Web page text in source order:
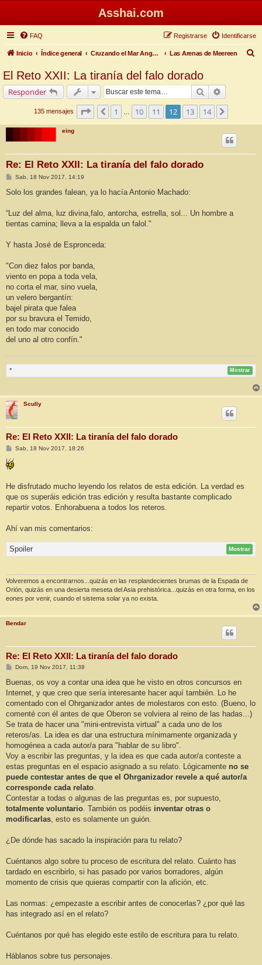
Asshai.com
FAQ Identificarse
Registrarse
Inicio Índice general Cruzando el Mar Angosto Las Arenas de Meereen
El Reto XXII: La tiranía del falo dorado
Responder Buscar
135 mensajes Página12de14
Anterior
1 10 11 12 13 14
eing
Re: El Reto XXII: La tiranía del falo dorado
M
n
j
Sab, 18 Nov 2017, 14:19
Solo los grandes falean, ya lo hacía Antonio Machado:
“Luz del alma, luz divina,falo, antorcha, estrella, sol... Un hombre a
tientas camina; lleva a la espalda un falol."
Y hasta José de Espronceda:
"Con diez falos por banda,
viento en popa a toda vela,
no corta el mar, sino vuela,
un velero bergantín:
bajel pirata que falea
por su bravura el Temido,
en todo mar conocido
del uno al otro confín."
* Mostrar
Scully
Re: El Reto XXII: La tiranía del falo dorado
M
n
s
e
Sab, 18 Nov 2017, 18:26
He disfrutado mucho leyendo los relatos de esta edición. La verdad es
que os superáis edición tras edición y resulta bastante complicado
repartir votos. Enhorabuena a todos los reteros.
Ahí van mis comentarios:
Spoiler Mostrar
Volveremos a encontrarnos...quizás en las resplandecientes brumas de la Espada de
Orión, quizás en una desierta meseta del Asia prehistórica...quizás en otra forma, en los
eones por venir, cuando el sistema solar ya no exista.
Bendar
Re: El Reto XXII: La tiranía del falo dorado
M
n
a
j
Dom, 19 Nov 2017, 11:38
Buenas, os voy a contar una idea que he visto en otros concursos en
Internet, y que creo que sería interesante hacer aquí también. Lo he
comentado con el Ohrganizador antes de molestaros con esto. (Bueno, lo
comenté con él antes de que Oberon se volviera al reino de las hadas...)
Se trata de hacer una "mini-entrevista virtual" a cada uno de los
reteros/as. La idea es dar una estructura mínimamente organizada y
homogénea a cada autor/a para "hablar de su libro".
Voy a escribir las preguntas, y la idea es que cada autor/a conteste a
estas preguntas en el espacio asignado a su relato. Lógicamente no se
puede contestar antes de que el Ohrganizador revele a qué autor/a
corresponde cada relato.
Contestar a todas o algunas de las preguntas es, por supuesto,
totalmente voluntario. También os podéis inventar otras o
modificarlas, esto es solamente un guión.
¿De dónde has sacado la inspiración para tu relato?
Cuéntanos algo sobre tu proceso de escritura del relato. Cuánto has
tardado en escribirlo, si has pasado por varios borradores, algún
momento de crisis que quieras compartir con la afición, etc.
Las normas: ¿empezaste a escribir antes de conocerlas? ¿por qué las
has integrado así en el relato?
Cuéntanos por qué has elegido este estilo de escritura para tu relato.
Háblanos sobre tus personajes.